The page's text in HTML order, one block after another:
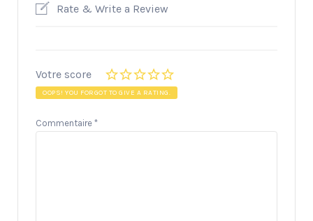
Rate & Write a Review
Votre score
OOPS! YOU FORGOT TO GIVE A RATING.
Commentaire *